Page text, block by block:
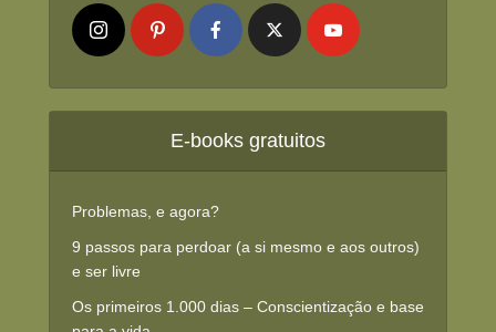
E-books gratuitos
Problemas, e agora?
9 passos para perdoar (a si mesmo e aos outros)
e ser livre
Os primeiros 1.000 dias – Conscientização e base